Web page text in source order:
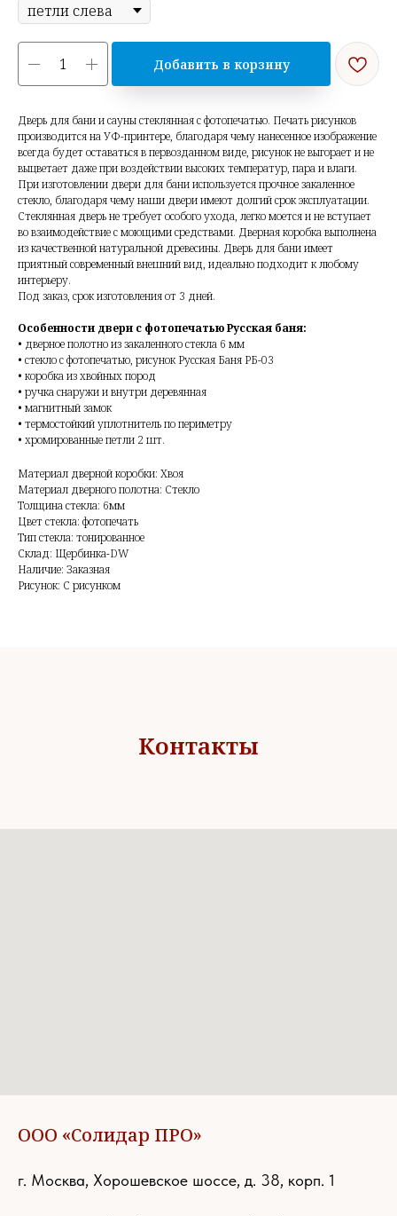
Добавить в корзину
Дверь для бани и сауны стеклянная с фотопечатью. Печать рисунков
производится на УФ-принтере, благодаря чему нанесенное изображение
всегда будет оставаться в первозданном виде, рисунок не выгорает и не
выцветает даже при воздействии высоких температур, пара и влаги.
При изготовлении двери для бани используется прочное закаленное
стекло, благодаря чему наши двери имеют долгий срок эксплуатации.
Стеклянная дверь не требует особого ухода, легко моется и не вступает
во взаимодействие с моющими средствами. Дверная коробка выполнена
из качественной натуральной древесины. Дверь для бани имеет
приятный современный внешний вид, идеально подходит к любому
интерьеру.
Под заказ, срок изготовления от 3 дней.
Особенности двери с фотопечатью Русская баня:
• дверное полотно из закаленного стекла 6 мм
• стекло с фотопечатью, рисунок Русская Баня РБ-03
• коробка из хвойных пород
• ручка снаружи и внутри деревянная
• магнитный замок
• термостойкий уплотнитель по периметру
• хромированные петли 2 шт.
Материал дверной коробки: Хвоя
Материал дверного полотна: Стекло
Толщина стекла: 6мм
Цвет стекла: фотопечать
Тип стекла: тонированное
Склад: Щербинка-DW
Наличие: Заказная
Рисунок: С рисунком
Контакты
ООО «Солидар ПРО»
г. Москва, Хорошевское шоссе, д. 38, корп. 1